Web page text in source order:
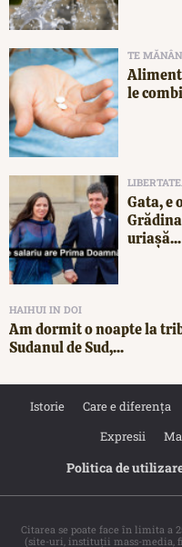
TE
le
Gata, e
uriașă...
HAIHUI IN DOI
Am dormit o noapte la
Sudanul de Sud,...
Istorie Care e diferența
Expresii
Politica de
Citarea se poate face în limita a
(site-uri, instituţii mass-media,